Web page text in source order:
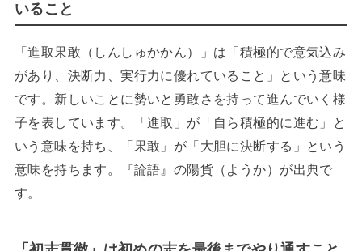
いること
「進取果敢（しんしゅかかん）」は「積極的で意気込み
があり、決断力、実行力に優れていること」という意味
です。新しいことに勢いと勇敢さを持って進んでいく様
子を表しています。「進取」が「自ら積極的に進む」と
いう意味を持ち、「果敢」が「大胆に決断する」という
意味を持ちます。『論語』の陽貨（ようか）が出典で
す。